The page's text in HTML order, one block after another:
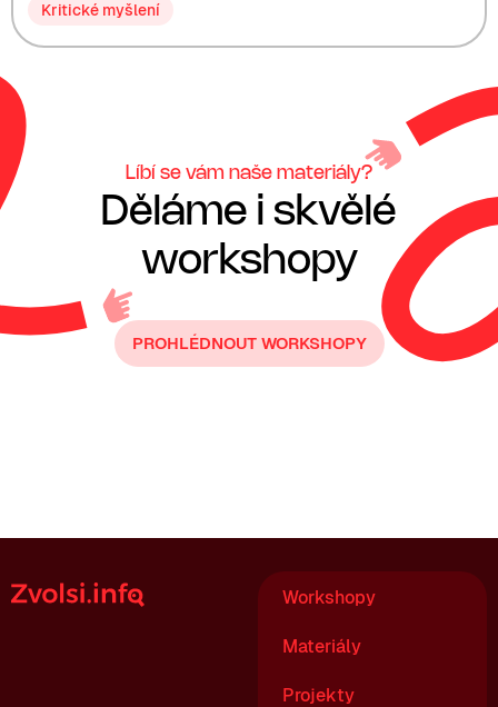
Kritické myšlení
Líbí se vám naše materiály?
Děláme i skvělé
workshopy
PROHLÉDNOUT WORKSHOPY
Workshopy
Materiály
Projekty